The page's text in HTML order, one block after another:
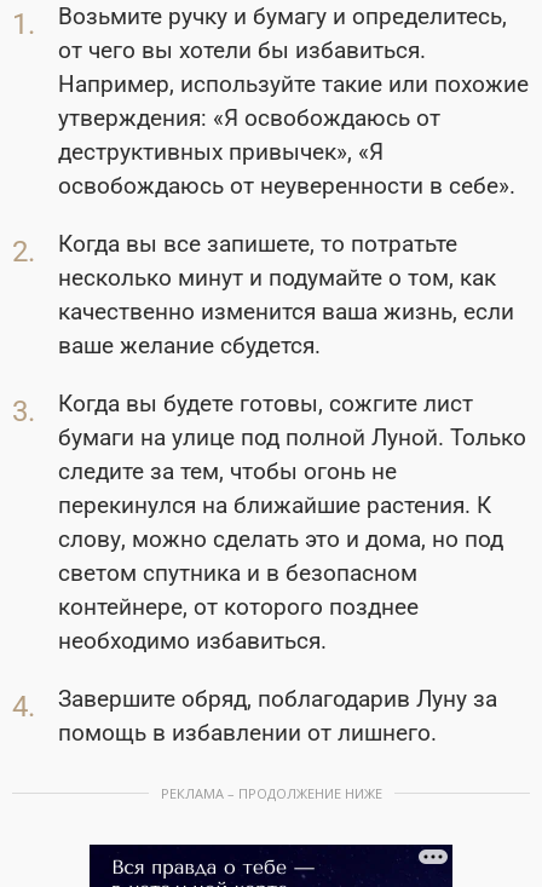
Возьмите ручку и бумагу и определитесь,
от чего вы хотели бы избавиться.
Например, используйте такие или похожие
утверждения: «Я освобождаюсь от
деструктивных привычек», «Я
освобождаюсь от неуверенности в себе».
Когда вы все запишете, то потратьте
несколько минут и подумайте о том, как
качественно изменится ваша жизнь, если
ваше желание сбудется.
Когда вы будете готовы, сожгите лист
бумаги на улице под полной Луной. Только
следите за тем, чтобы огонь не
перекинулся на ближайшие растения. К
слову, можно сделать это и дома, но под
светом спутника и в безопасном
контейнере, от которого позднее
необходимо избавиться.
Завершите обряд, поблагодарив Луну за
помощь в избавлении от лишнего.
РЕКЛАМА – ПРОДОЛЖЕНИЕ НИЖЕ